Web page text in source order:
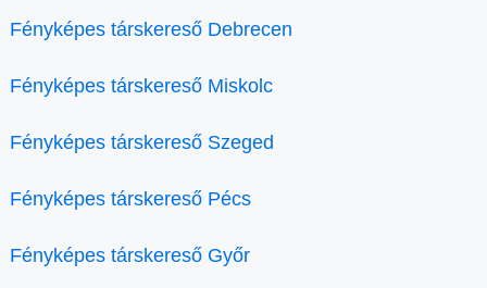
Fényképes társkereső Debrecen
Fényképes társkereső Miskolc
Fényképes társkereső Szeged
Fényképes társkereső Pécs
Fényképes társkereső Győr